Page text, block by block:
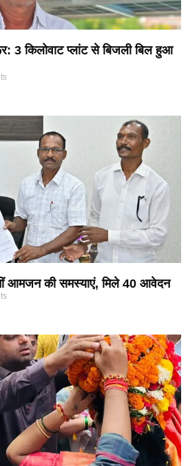
3 किलोवाट प्लांट से बिजली बिल हुआ
आमजन की समस्याएं, मिले 40 आवेदन